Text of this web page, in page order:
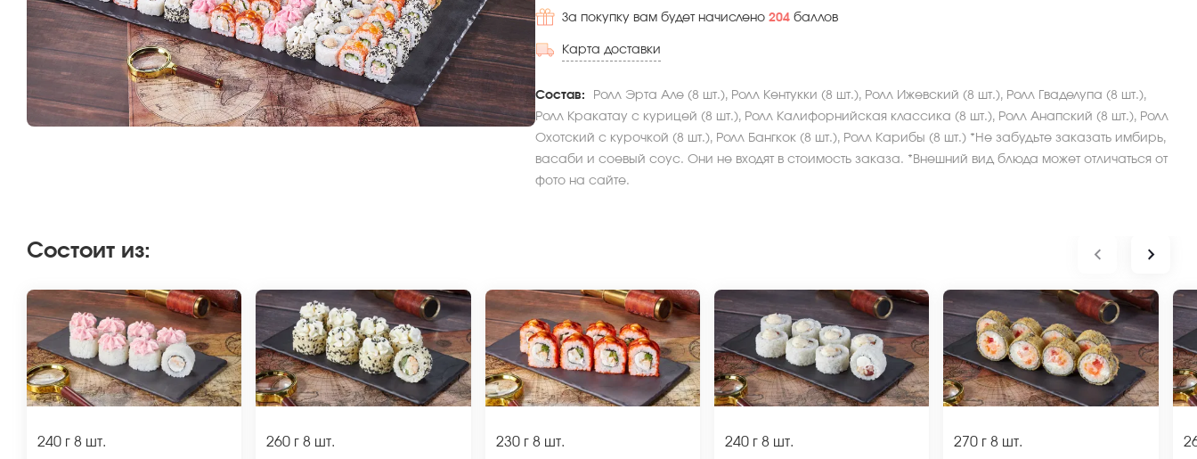
За покупку вам будет начислено 204 баллов
Карта доставки
Состав:
Ролл Эрта Але (8 шт.), Ролл Кентукки (8 шт.), Ролл Ижевский (8 шт.), Ролл Гваделупа (8 шт.),
Ролл Кракатау с курицей (8 шт.), Ролл Калифорнийская классика (8 шт.), Ролл Анапский (8 шт.), Ролл
Охотский с курочкой (8 шт.), Ролл Бангкок (8 шт.), Ролл Карибы (8 шт.) *Не забудьте заказать имбирь,
васаби и соевый соус. Они не входят в стоимость заказа. *Внешний вид блюда может отличаться от
фото на сайте.
Состоит из:
240 г 8 шт.
260 г 8 шт.
230 г8 шт.
240 г8 шт.
270 г 8 шт.